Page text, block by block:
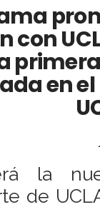
con
en
la
de